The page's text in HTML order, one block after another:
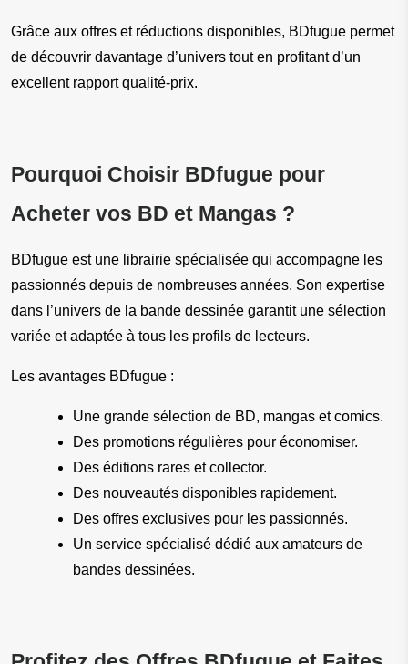
Grâce aux offres et réductions disponibles, BDfugue permet
de découvrir davantage d’univers tout en profitant d’un
excellent rapport qualité-prix.
Pourquoi Choisir BDfugue pour
Acheter vos BD et Mangas ?
BDfugue est une librairie spécialisée qui accompagne les
passionnés depuis de nombreuses années. Son expertise
dans l’univers de la bande dessinée garantit une sélection
variée et adaptée à tous les profils de lecteurs.
Les avantages BDfugue :
Une grande sélection de BD, mangas et comics.
Des promotions régulières pour économiser.
Des éditions rares et collector.
Des nouveautés disponibles rapidement.
Des offres exclusives pour les passionnés.
Un service spécialisé dédié aux amateurs de
bandes dessinées.